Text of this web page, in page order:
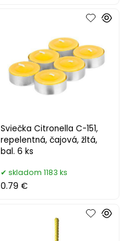
Sviečka Citronella C-151,
repelentná, čajová, žltá,
bal. 6 ks
skladom 1183 ks
0.79 €